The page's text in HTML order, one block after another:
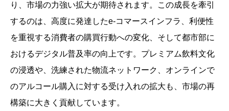
り、市場の力強い拡大が期待されます。この成長を牽引
するのは、高度に発達したe-コマースインフラ、利便性
を重視する消費者の購買行動への変化、そして都市部に
おけるデジタル普及率の向上です。プレミアム飲料文化
の浸透や、洗練された物流ネットワーク、オンラインで
のアルコール購入に対する受け入れの拡大も、市場の再
構築に大きく貢献しています。